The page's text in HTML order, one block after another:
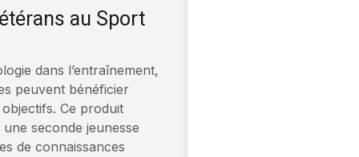
au Sport
dans l’entraînement,
peuvent bénéficier
Ce produit
seconde jeunesse
de connaissances